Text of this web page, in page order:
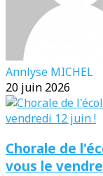
Annlyse MICHEL
20 juin 2026
Chorale de
vous le